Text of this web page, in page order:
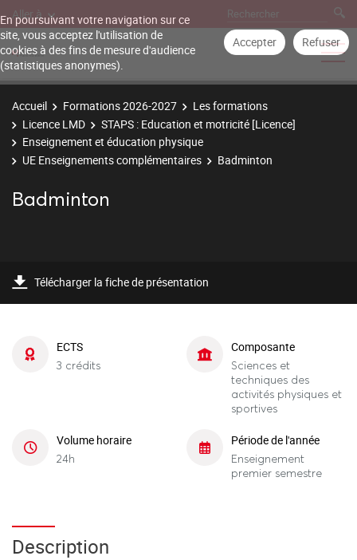
En poursuivant votre navigation sur ce
site, vous acceptez l'utilisation de
cookies à des fins de mesure d'audience
(statistiques anonymes).
Accepter Refuser
Aller à
Accueil Formations 2026-2027
Les formations
Licence LMD
STAPS : Education et motricité [Licence]
Enseignement et éducation physique
UE Enseignements complémentaires
Badminton
Badminton
Télécharger la fiche de présentation
ECTS
3 crédits
Composante
Sciences et
techniques des
activités physiques et
sportives
Volume horaire
24h
Période de l'année
Enseignement
premier semestre
Description